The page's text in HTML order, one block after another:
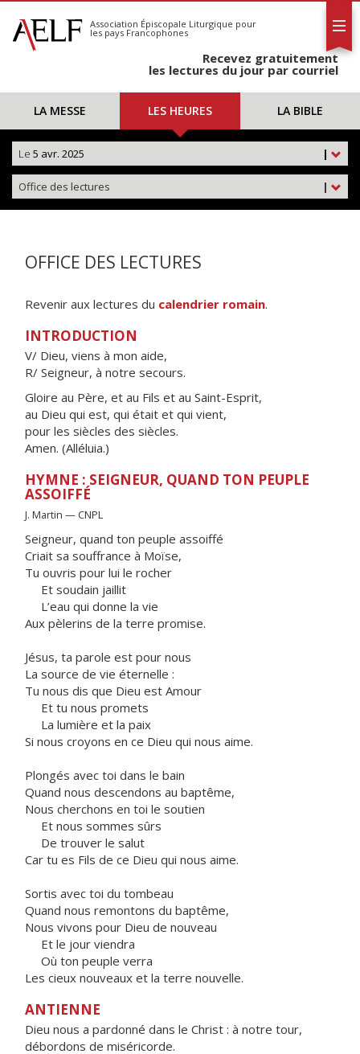
S'abonner
Calendrier
Association Épiscopale Liturgique pour
les pays Francophones
Recevez gratuitement
les lectures du jour par courriel
LA MESSE LES HEURES LA BIBLE
|
Le 5 avr. 2025
|
Office des lectures
OFFICE DES LECTURES
Revenir aux lectures du calendrier romain.
INTRODUCTION
V/ Dieu, viens à mon aide,
R/ Seigneur, à notre secours.
Gloire au Père, et au Fils et au Saint-Esprit,
au Dieu qui est, qui était et qui vient,
pour les siècles des siècles.
Amen. (Alléluia.)
HYMNE : SEIGNEUR, QUAND TON PEUPLE
ASSOIFFÉ
J. Martin — CNPL
Seigneur, quand ton peuple assoiffé
Criait sa souffrance à Moïse,
Tu ouvris pour lui le rocher
Et soudain jaillit
L’eau qui donne la vie
Aux pèlerins de la terre promise.
Jésus, ta parole est pour nous
La source de vie éternelle :
Tu nous dis que Dieu est Amour
Et tu nous promets
La lumière et la paix
Si nous croyons en ce Dieu qui nous aime.
Plongés avec toi dans le bain
Quand nous descendons au baptême,
Nous cherchons en toi le soutien
Et nous sommes sûrs
De trouver le salut
Car tu es Fils de ce Dieu qui nous aime.
Sortis avec toi du tombeau
Quand nous remontons du baptême,
Nous vivons pour Dieu de nouveau
Et le jour viendra
Où ton peuple verra
Les cieux nouveaux et la terre nouvelle.
ANTIENNE
Dieu nous a pardonné dans le Christ : à notre tour,
débordons de miséricorde.